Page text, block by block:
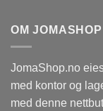
OM JOMASHOP
JomaShop.no
med kontor og
med denne